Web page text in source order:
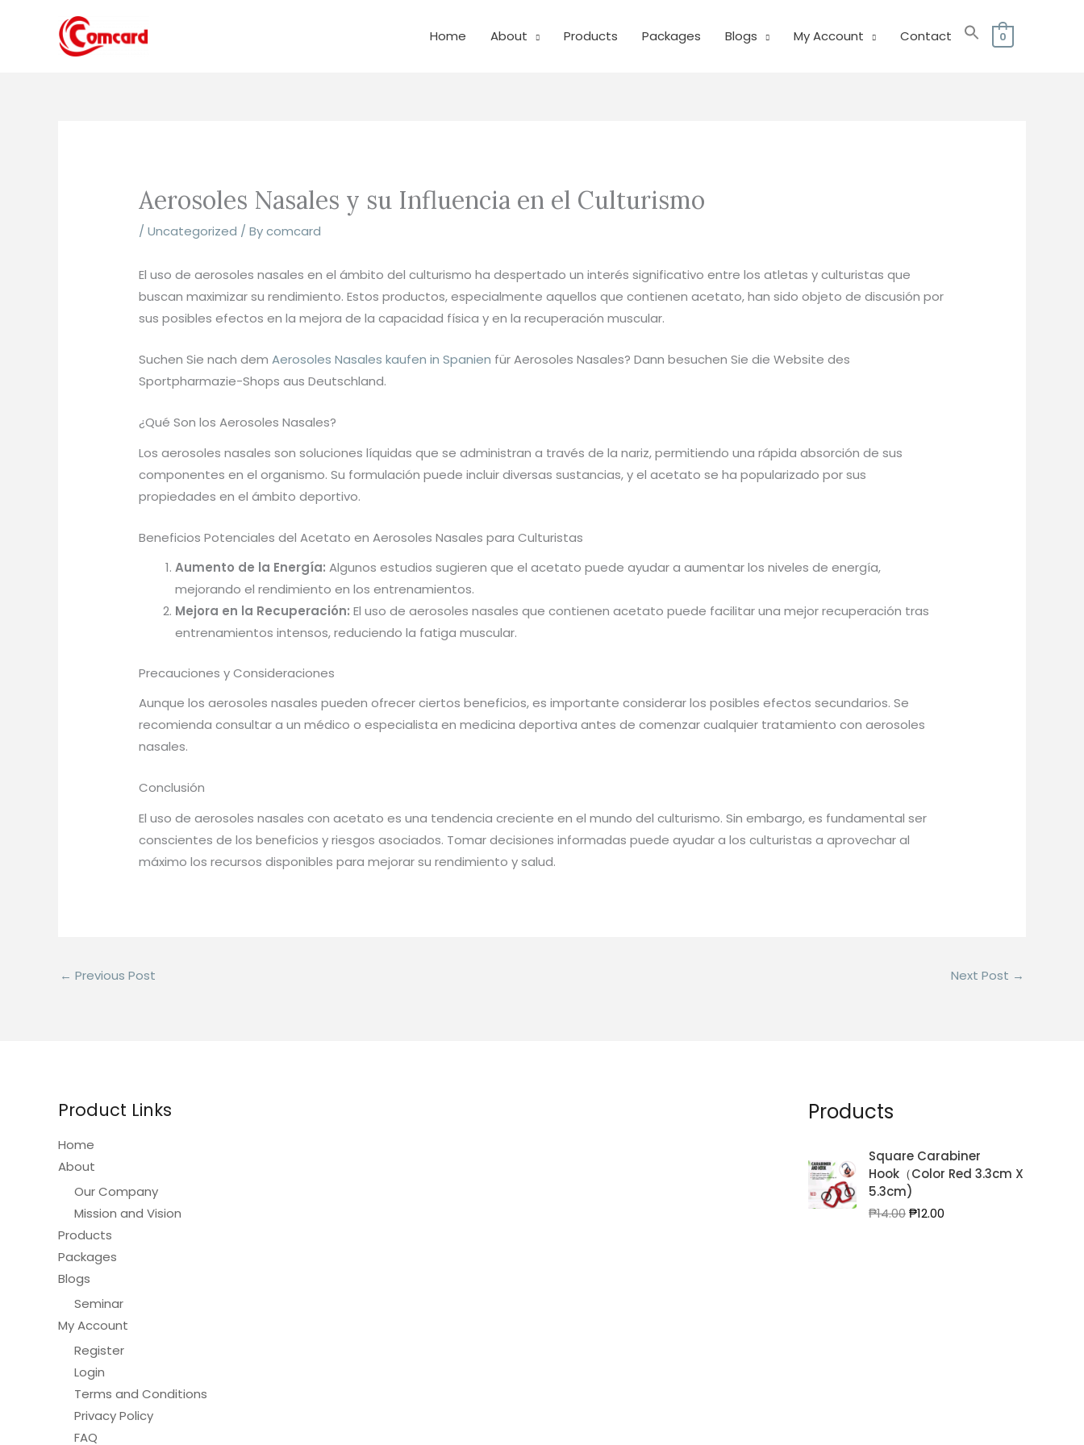
Home About Products Packages Blogs My Account Contact 0
Aerosoles Nasales y su Influencia en el Culturismo
/Uncategorized / Bycomcard
El uso de aerosoles nasales en el ámbito del culturismo ha despertado un interés significativo entre los atletas y culturistas que
buscan maximizar su rendimiento. Estos productos, especialmente aquellos que contienen acetato, han sido objeto de discusión por
sus posibles efectos en la mejora de la capacidad física y en la recuperación muscular.
Suchen Sie nach demAerosoles Nasales kaufen in Spanien für Aerosoles Nasales? Dann besuchen Sie die Website des
Sportpharmazie-Shops aus Deutschland.
¿Qué Son los Aerosoles Nasales?
Los aerosoles nasales son soluciones líquidas que se administran a través de la nariz, permitiendo una rápida absorción de sus
componentes en el organismo. Su formulación puede incluir diversas sustancias, y el acetato se ha popularizado por sus
propiedades en el ámbito deportivo.
Beneficios Potenciales del Acetato en Aerosoles Nasales para Culturistas
Aumento de la Energía: Algunos estudios sugieren que el acetato puede ayudar a aumentar los niveles de energía,
mejorando el rendimiento en los entrenamientos.
Mejora en la Recuperación: El uso de aerosoles nasales que contienen acetato puede facilitar una mejor recuperación tras
entrenamientos intensos, reduciendo la fatiga muscular.
Precauciones y Consideraciones
Aunque los aerosoles nasales pueden ofrecer ciertos beneficios, es importante considerar los posibles efectos secundarios. Se
recomienda consultar a un médico o especialista en medicina deportiva antes de comenzar cualquier tratamiento con aerosoles
nasales.
Conclusión
El uso de aerosoles nasales con acetato es una tendencia creciente en el mundo del culturismo. Sin embargo, es fundamental ser
conscientes de los beneficios y riesgos asociados. Tomar decisiones informadas puede ayudar a los culturistas a aprovechar al
máximo los recursos disponibles para mejorar su rendimiento y salud.
← Previous Post Next Post →
Product Links
Home
About
Our Company
Mission and Vision
Products
Packages
Blogs
Seminar
My Account
Register
Login
Terms and Conditions
Privacy Policy
FAQ
Products
Square Carabiner
Hook（Color Red 3.3cm X
5.3cm)
₱14.00Original
₱12.00